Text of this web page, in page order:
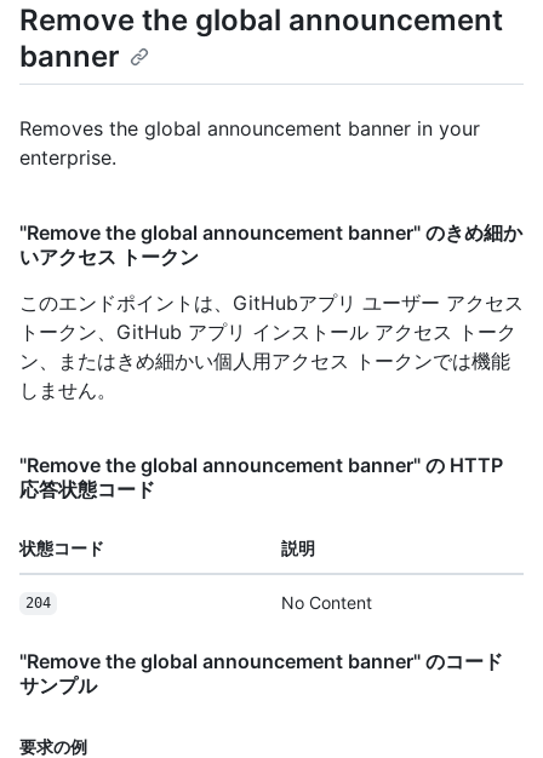
Remove the global announcement
banner
Removes the global announcement banner in your
enterprise.
"Remove the global announcement banner" のきめ細か
いアクセス トークン
このエンドポイントは、GitHubアプリ ユーザー アクセス
トークン、GitHub アプリ インストール アクセス トーク
ン、またはきめ細かい個人用アクセス トークンでは機能
しません。
"Remove the global announcement banner" の HTTP
応答状態コード
状態コード 説明
204 No Content
"Remove the global announcement banner" のコード
サンプル
要求の例